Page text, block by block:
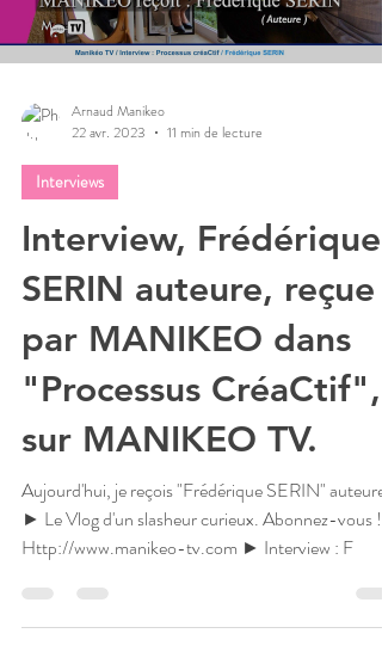
Arnaud Manikeo
22 avr. 2023
11 min de lecture
Interviews
Interview, Frédérique
SERIN auteure, reçue
par MANIKEO dans
"Processus CréaCtif",
sur MANIKEO TV.
Aujourd'hui, je reçois "Frédérique SERIN" auteure.
► Le Vlog d'un slasheur curieux. Abonnez-vous !
Http://www.manikeo-tv.com ► Interview : F